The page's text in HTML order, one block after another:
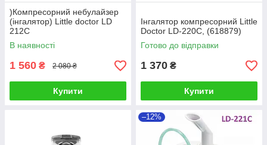
)Компресорний небулайзер
(інгалятор) Little doctor LD
212C
В наявності
1 560 ₴ 2 080 ₴
Купити
Інгалятор компресорний Little
Doctor LD-220С, (618879)
Готово до відправки
1 370 ₴
Купити
–12%